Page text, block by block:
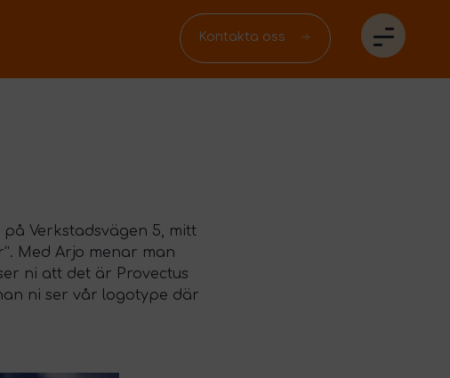
Kontakta oss
på Verkstadsvägen 5, mitt
Med Arjo menar man
ni att det är Provectus
ni ser vår logotype där